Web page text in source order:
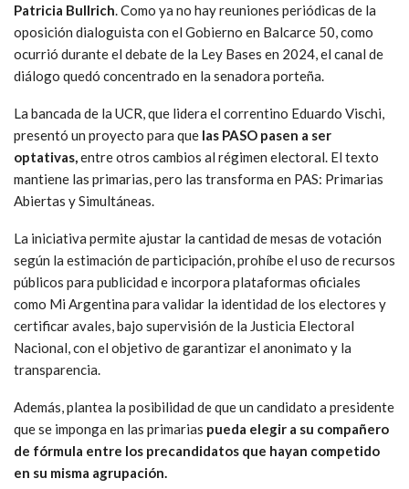
Patricia Bullrich. Como ya no hay reuniones periódicas de la
oposición dialoguista con el Gobierno en Balcarce 50, como
ocurrió durante el debate de la Ley Bases en 2024, el canal de
diálogo quedó concentrado en la senadora porteña.
La bancada de la UCR, que lidera el correntino Eduardo Vischi,
presentó un proyecto para que las PASO pasen a ser
optativas,entre otros cambios al régimen electoral. El texto
mantiene las primarias, pero las transforma en PAS: Primarias
Abiertas y Simultáneas.
La iniciativa permite ajustar la cantidad de mesas de votación
según la estimación de participación, prohíbe el uso de recursos
públicos para publicidad e incorpora plataformas oficiales
como Mi Argentina para validar la identidad de los electores y
certificar avales, bajo supervisión de la Justicia Electoral
Nacional, con el objetivo de garantizar el anonimato y la
transparencia.
Además, plantea la posibilidad de que un candidato a presidente
que se imponga en las primarias pueda elegir a su compañero
de fórmula entre los precandidatos que hayan competido
en su misma agrupación.